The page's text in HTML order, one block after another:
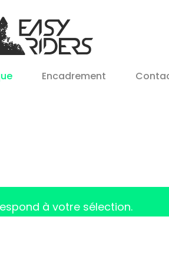
Encadrement
à votre sélection.